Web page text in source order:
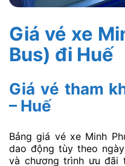
Giá vé xe
Bus) đi Huế
Giá vé tham
– Huế
Bảng giá vé xe Minh
dao động tùy theo
và chương trình ưu đãi